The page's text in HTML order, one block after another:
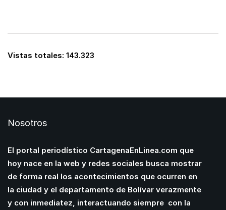
Vistas totales: 143.323
Nosotros
El portal periodístico CartagenaEnLinea.com que
hoy nace en la web y redes sociales busca mostrar
de forma real los acontecimientos que ocurren en
la ciudad y el departamento de Bolívar verazmente
y con inmediatez, interactuando siempre con la